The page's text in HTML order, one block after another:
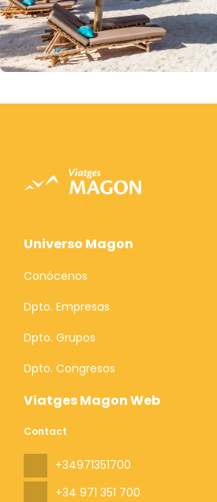
Viatges Magon Web
Contact
+34971351700
+34 971 351 700
Universo Magon
Conócenos
Dpto. Empresas
Dpto. Grupos
Dpto. Congresos